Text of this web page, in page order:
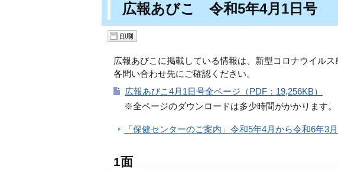
広報あびこ 令和5年4月1日号
広報あびこに掲載している情報は、新型コロナウイル
各問い合わせ先にご確認ください。
広報あびこ4月1日号全ページ（PDF：19,256KB）
※全ページのダウンロードは多少時間がかかります。
「保健センターのご案内」令和5年4月から令和6年3月
1面